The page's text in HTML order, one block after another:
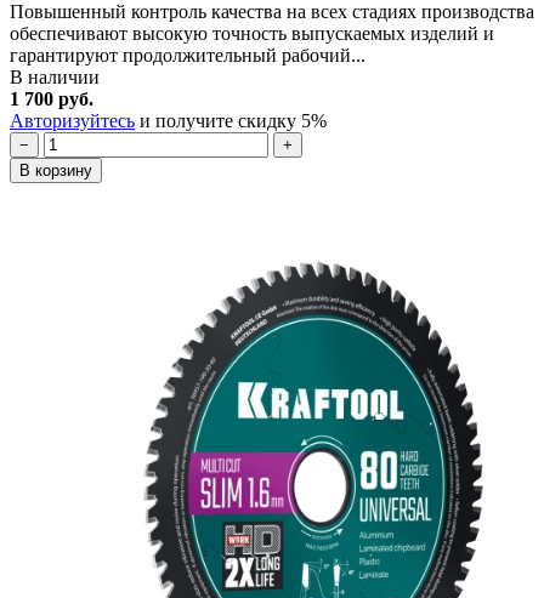
Повышенный контроль качества на всех стадиях производства
обеспечивают высокую точность выпускаемых изделий и
гарантируют продолжительный рабочий...
В наличии
1 700 руб.
Авторизуйтесь и получите скидку 5%
−
+
В корзину